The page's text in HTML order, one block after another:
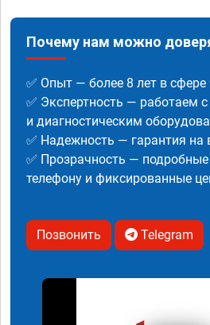
Почему нам можно
✅ Опыт — более 8 лет в сфере
✅ Экспертность — работаем
и диагностическим
✅ Надежность — гарантия на
✅ Прозрачность —
телефону и фиксированные
Позвонить Telegram